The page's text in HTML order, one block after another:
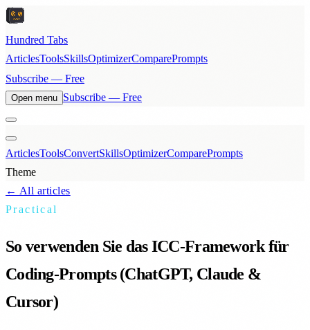
Hundred Tabs
ArticlesToolsSkillsOptimizerComparePrompts
Subscribe — Free
Open menu Subscribe — Free
ArticlesToolsConvertSkillsOptimizerComparePrompts
Theme
← All articles
Practical
So verwenden Sie das ICC-Framework für
Coding-Prompts (ChatGPT, Claude &
Cursor)